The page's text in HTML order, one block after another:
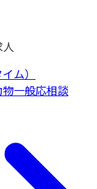
人
ム）
物一般応相談